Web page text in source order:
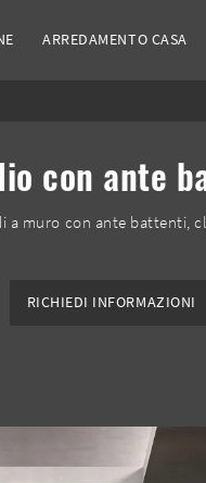
ARREDAMENTO CASA
con ante
a muro con ante battenti,
RICHIEDI INFORMAZIONI